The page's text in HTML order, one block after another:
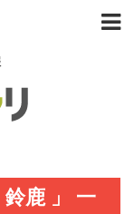
鹿 」 一